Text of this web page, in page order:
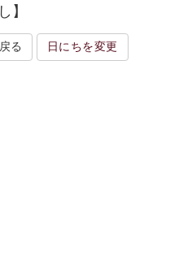
】
戻る 日にちを変更